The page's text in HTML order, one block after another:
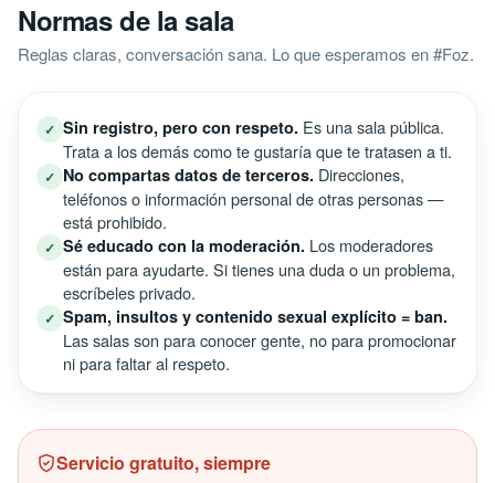
Normas de la sala
Reglas claras, conversación sana. Lo que esperamos en #Foz.
✓ Sin registro, pero con respeto. Es una sala pública.
Trata a los demás como te gustaría que te tratasen a ti.
✓ No compartas datos de terceros. Direcciones,
teléfonos o información personal de otras personas —
está prohibido.
✓ Sé educado con la moderación. Los moderadores
están para ayudarte. Si tienes una duda o un problema,
escríbeles privado.
✓ Spam, insultos y contenido sexual explícito = ban.
Las salas son para conocer gente, no para promocionar
ni para faltar al respeto.
Servicio gratuito, siempre